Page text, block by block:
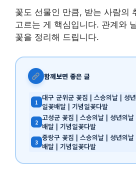
꽃도 선물인 만큼, 받는 사람의
고르는 게 핵심입니다. 관계와
꽃을 정리해 드립니다.
함께보면 좋은 글
1 대구 군위군 꽃집 | 스승의날 | 성
일꽃배달 | 기념일꽃다발
2 고성군 꽃집 | 스승의날 | 성년의
배달 | 기념일꽃다발
3 중랑구 꽃집 | 스승의날 | 성년의
배달 | 기념일꽃다발